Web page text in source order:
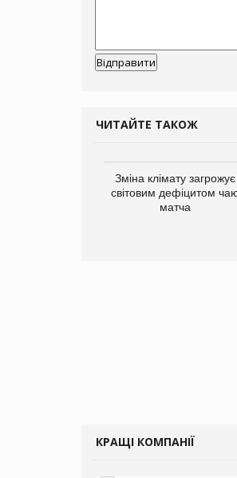
ЧИТАЙТЕ ТАКОЖ
Зміна клімату загрожує
світовим дефіцитом
матча
КРАЩІ КОМПАНІЇ